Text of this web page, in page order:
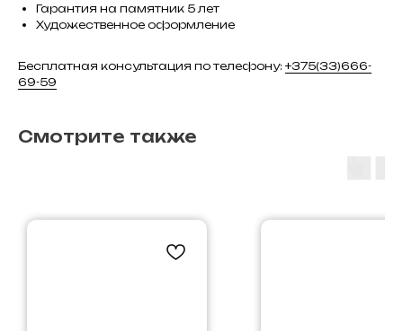
Гарантия на памятник 5 лет
Художественное оформление
Бесплатная консультация по телефону: +375(33)666-
69-59
Смотрите также